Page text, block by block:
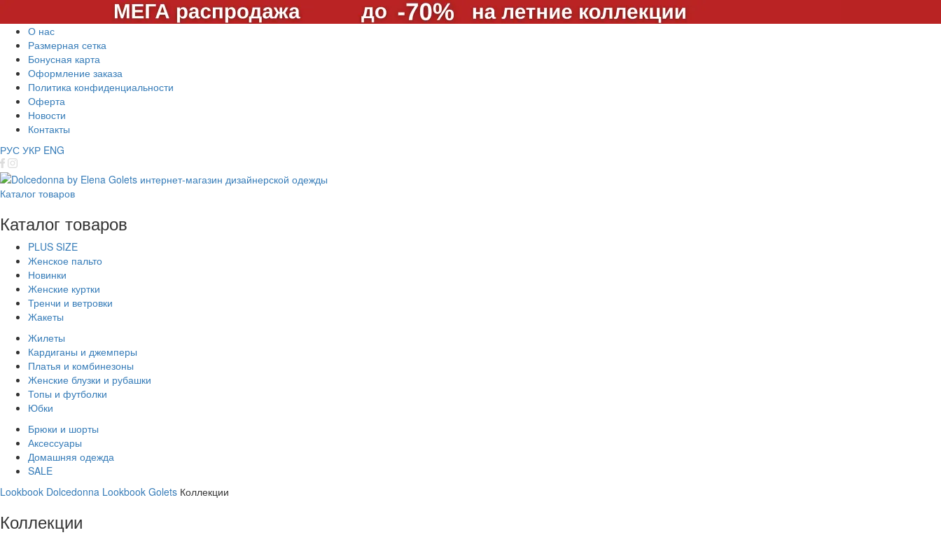
О нас
Размерная сетка
Бонусная карта
Оформление заказа
Политика конфиденциальности
Оферта
Новости
Контакты
РУС УКР ENG
Каталог товаров
Каталог товаров
PLUS SIZE
Женское пальто
Новинки
Женские куртки
Тренчи и ветровки
Жакеты
Жилеты
Кардиганы и джемперы
Платья и комбинезоны
Женские блузки и рубашки
Топы и футболки
Юбки
Брюки и шорты
Аксессуары
Домашняя одежда
SALE
Lookbook Dolcedonna Lookbook Golets Коллекции
Коллекции